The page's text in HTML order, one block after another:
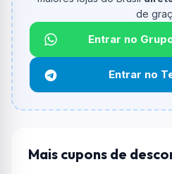
Qual é o desconto máximo?
Não informado ou sem limite.
Funciona em qualquer
Não necessariamente.
e alguns vendedores ou
não aceitar cupons.
de
Entrar no
Entrar no
Mais cupons de